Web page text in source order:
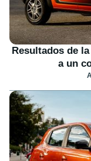
Resultados de
a un